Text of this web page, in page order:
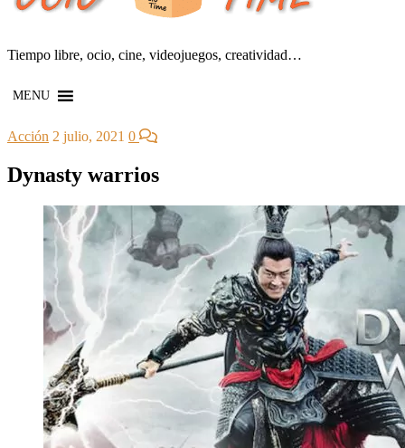
Tiempo libre, ocio, cine, videojuegos, creatividad…
MENU
Acción 2 julio, 2021 0
Dynasty warrios